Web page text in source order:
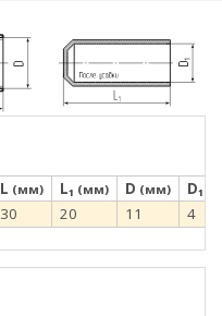
L (мм) L₁ (мм) D (мм) D₁
30 20 11 4